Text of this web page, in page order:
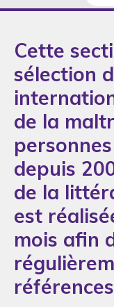
Cette
sélection
de la
depuis
de la
est
mois afin